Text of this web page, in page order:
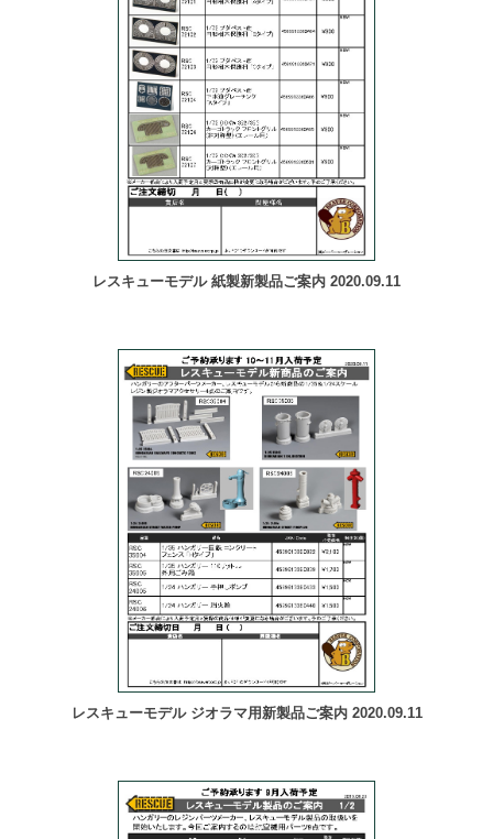
レスキューモデル 紙製新製品ご案内 2020.09.11
レスキューモデル ジオラマ用新製品ご案内 2020.09.11